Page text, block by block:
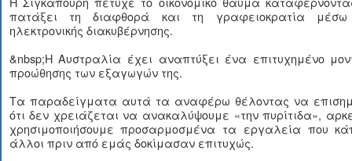
πατάξει τη διαφθορά και τη γραφειοκρατία
ηλεκτρονικής διακυβέρνησης.
&nbsp;Η Αυστραλία έχει αναπτύξει ένα επιτυχημένο
προώθησης των εξαγωγών της.
Τα παραδείγματα αυτά τα αναφέρω θέλοντας να
ότι δεν χρειάζεται να ανακαλύψουμε «την πυρίτιδα»,
χρησιμοποιήσουμε προσαρμοσμένα τα εργαλεία που
άλλοι πριν από εμάς δοκίμασαν επιτυχώς.